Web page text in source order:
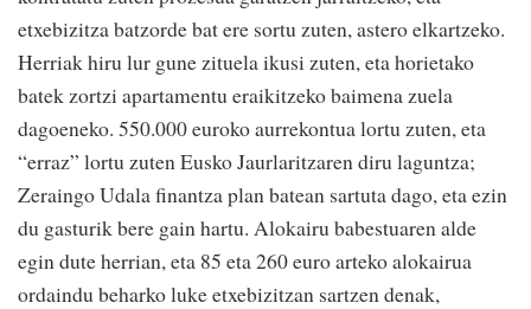
etxebizitza batzorde bat ere sortu zuten, astero elkartzeko.
Herriak hiru lur gune zituela ikusi zuten, eta horietako
batek zortzi apartamentu eraikitzeko baimena zuela
dagoeneko. 550.000 euroko aurrekontua lortu zuten, eta
“erraz” lortu zuten Eusko Jaurlaritzaren diru laguntza;
Zeraingo Udala finantza plan batean sartuta dago, eta ezin
du gasturik bere gain hartu. Alokairu babestuaren alde
egin dute herrian, eta 85 eta 260 euro arteko alokairua
ordaindu beharko luke etxebizitzan sartzen denak,